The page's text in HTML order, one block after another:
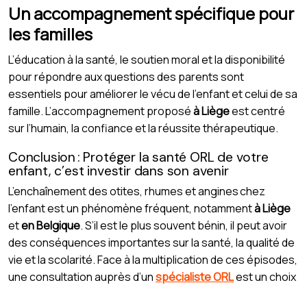
Un accompagnement spécifique pour
les familles
L’éducation à la santé, le soutien moral et la disponibilité
pour répondre aux questions des parents sont
essentiels pour améliorer le vécu de l’enfant et celui de sa
famille. L’accompagnement proposéà Liègeest centré
sur l’humain, la confiance et la réussite thérapeutique.
Conclusion : Protéger la santé ORL de votre
enfant, c’est investir dans son avenir
L’enchaînement des otites, rhumes et angines chez
l’enfant est un phénomène fréquent, notammentà Liège
eten Belgique. S’il est le plus souvent bénin, il peut avoir
des conséquences importantes sur la santé, la qualité de
vie et la scolarité. Face à la multiplication de ces épisodes,
une consultation auprès d’unspécialiste ORLest un choix